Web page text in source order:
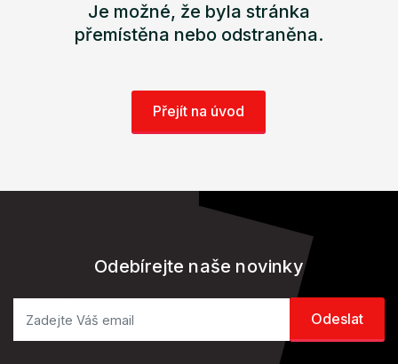
Je možné, že byla stránka
přemístěna nebo odstraněna.
Přejít na úvod
Odebírejte naše novinky